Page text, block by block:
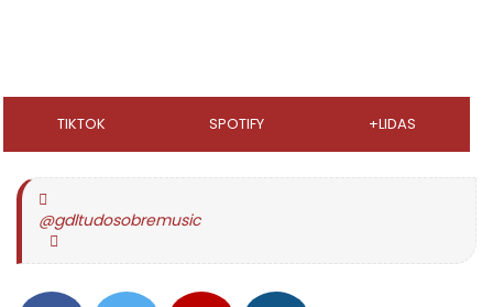
TIKTOK SPOTIFY +LIDAS
@gdltudosobremusic